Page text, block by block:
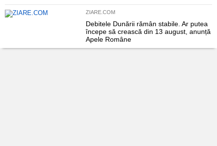
ZIARE.COM
Debitele Dunării rămân stabile. Ar putea
începe să crească din 13 august, anunță
Apele Române